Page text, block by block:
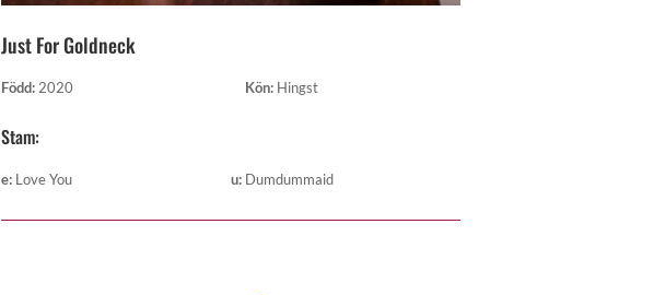
Just For Goldneck
Född:2020 Kön: Hingst
Stam:
e: Love You u: Dumdummaid